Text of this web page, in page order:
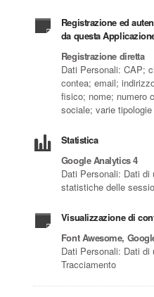
Registrazione ed
da questa
Registrazione diretta
Dati Personali: CAP;
contea; email;
fisico; nome; numero
sociale; varie
Statistica
Google Analytics 4
Dati Personali: Dati
statistiche delle
Visualizzazione di
Font Awesome,
Dati Personali: Dati
Tracciamento